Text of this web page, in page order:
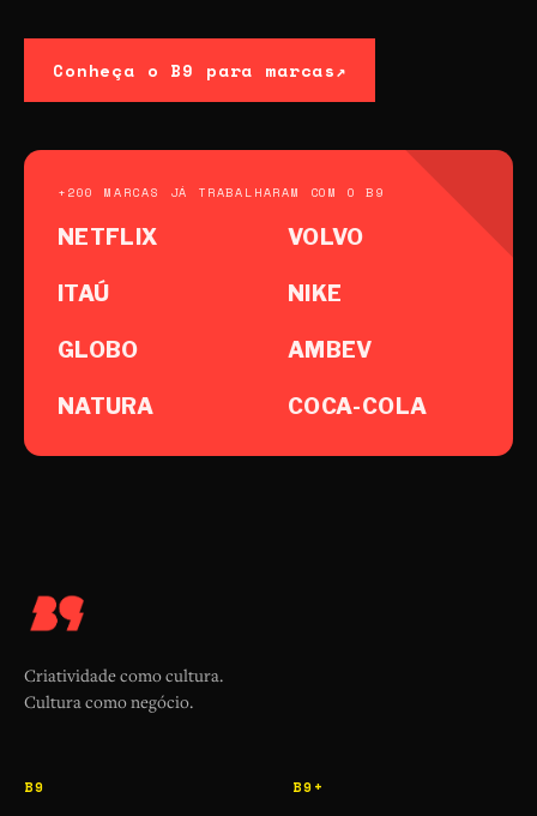
Conheça o B9 para marcas↗
+200 MARCAS JÁ TRABALHARAM COM O B9
NETFLIX VOLVO
ITAÚ NIKE
GLOBO AMBEV
NATURA COCA-COLA
Criatividade como cultura.
Cultura como negócio.
B9 B9+